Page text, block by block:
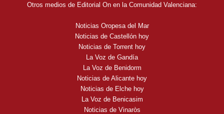
Otros medios de Editorial On en la Comunidad Valenciana:
Noticias Oropesa del Mar
Noticias de Castellón hoy
Noticias de Torrent hoy
La Voz de Gandía
La Voz de Benidorm
Noticias de Alicante hoy
Noticias de Elche hoy
La Voz de Benicasim
Noticias de Vinaròs